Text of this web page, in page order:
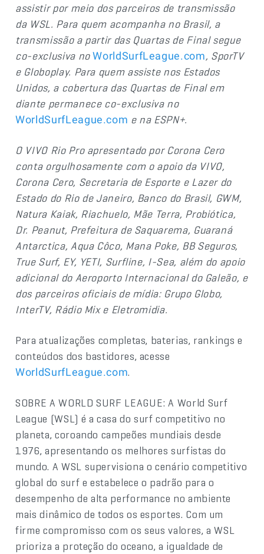
assistir por meio dos parceiros de transmissão
da WSL. Para quem acompanha no Brasil, a
transmissão a partir das Quartas de Final segue
co-exclusiva no WorldSurfLeague.com, SporTV
e Globoplay. Para quem assiste nos Estados
Unidos, a cobertura das Quartas de Final em
diante permanece co-exclusiva no
WorldSurfLeague.com e na ESPN+.
O VIVO Rio Pro apresentado por Corona Cero
conta orgulhosamente com o apoio da VIVO,
Corona Cero, Secretaria de Esporte e Lazer do
Estado do Rio de Janeiro, Banco do Brasil, GWM,
Natura Kaiak, Riachuelo, Mãe Terra, Probiótica,
Dr. Peanut, Prefeitura de Saquarema, Guaraná
Antarctica, Aqua Côco, Mana Poke, BB Seguros,
True Surf, EY, YETI, Surfline, I-Sea, além do apoio
adicional do Aeroporto Internacional do Galeão, e
dos parceiros oficiais de mídia: Grupo Globo,
InterTV, Rádio Mix e Eletromidia.
Para atualizações completas, baterias, rankings e
conteúdos dos bastidores, acesse
WorldSurfLeague.com.
SOBRE A WORLD SURF LEAGUE: A World Surf
League (WSL) é a casa do surf competitivo no
planeta, coroando campeões mundiais desde
1976, apresentando os melhores surfistas do
mundo. A WSL supervisiona o cenário competitivo
global do surf e estabelece o padrão para o
desempenho de alta performance no ambiente
mais dinâmico de todos os esportes. Com um
firme compromisso com os seus valores, a WSL
prioriza a proteção do oceano, a igualdade de